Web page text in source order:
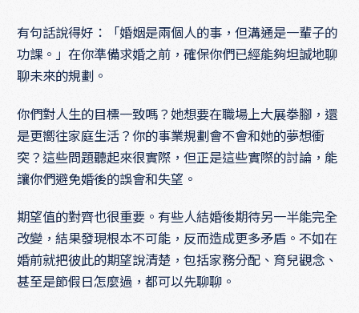
有句話說得好：「婚姻是兩個人的事，但溝通是一輩子的
功課。」在你準備求婚之前，確保你們已經能夠坦誠地聊
聊未來的規劃。
你們對人生的目標一致嗎？她想要在職場上大展拳腳，還
是更嚮往家庭生活？你的事業規劃會不會和她的夢想衝
突？這些問題聽起來很實際，但正是這些實際的討論，能
讓你們避免婚後的誤會和失望。
期望值的對齊也很重要。有些人結婚後期待另一半能完全
改變，結果發現根本不可能，反而造成更多矛盾。不如在
婚前就把彼此的期望說清楚，包括家務分配、育兒觀念、
甚至是節假日怎麼過，都可以先聊聊。